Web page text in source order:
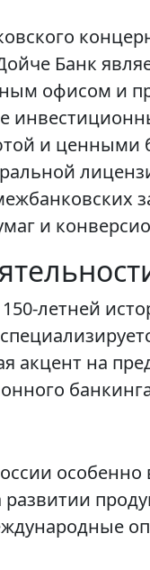
Банк
офисом и
и ценными
и
летней
акцент на
особенно